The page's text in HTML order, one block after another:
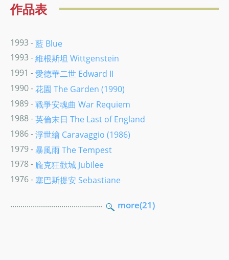
作品表
1993 -藍 Blue
1993 -維根斯坦 Wittgenstein
1991 -愛德華二世 Edward II
1990 -花園 The Garden (1990)
1989 -戰爭安魂曲 War Requiem
1988 -英倫末日 The Last of England
1986 -浮世繪 Caravaggio (1986)
1979 -暴風雨 The Tempest
1978 - 龐克狂歡城 Jubilee
1976 -塞巴斯提安 Sebastiane
............................................. more(21)